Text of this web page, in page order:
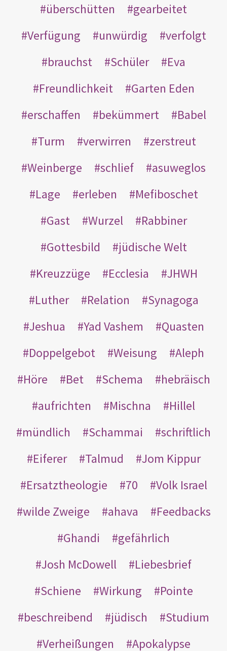
überschütten
gearbeitet
Verfügung
unwürdig
verfolgt
brauchst
Schüler
Eva
Freundlichkeit
Garten Eden
erschaffen
bekümmert
Babel
Turm
verwirren
zerstreut
Weinberge
schlief
asuweglos
Lage
erleben
Mefiboschet
Gast
Wurzel
Rabbiner
Gottesbild
jüdische Welt
Kreuzzüge
Ecclesia
JHWH
Luther
Relation
Synagoga
Jeshua
Yad Vashem
Quasten
Doppelgebot
Weisung
Aleph
Höre
Bet Schema
hebräisch
aufrichten
Mischna
Hillel
mündlich
Schammai
schriftlich
Eiferer
Talmud
Jom Kippur
Ersatztheologie
70
Volk Israel
wilde Zweige
ahava
Feedbacks
Ghandi
gefährlich
Josh McDowell
Liebesbrief
Schiene
Wirkung
Pointe
beschreibend
jüdisch
Studium
Verheißungen
Apokalypse